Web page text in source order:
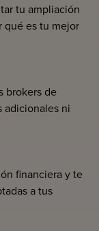
tu ampliación
qué es tu mejor
brokers de
adicionales ni
financiera y te
a tus